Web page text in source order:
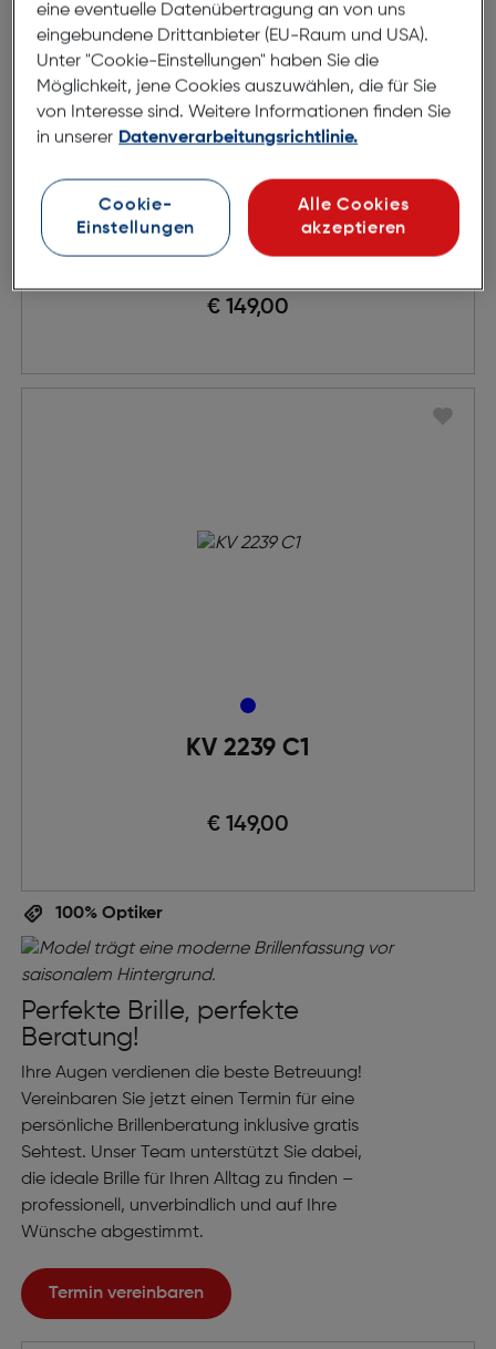
K-Actor 2263 C1
€ 149,00
KV 2239 C1
€ 149,00
100% Optiker
Perfekte Brille, perfekte
Beratung!
Ihre Augen verdienen die beste Betreuung!
Vereinbaren Sie jetzt einen Termin für eine
persönliche Brillenberatung inklusive gratis
Sehtest. Unser Team unterstützt Sie dabei,
die ideale Brille für Ihren Alltag zu finden –
professionell, unverbindlich und auf Ihre
Wünsche abgestimmt.
Termin vereinbaren
eine eventuelle Datenübertragung an von uns
eingebundene Drittanbieter (EU-Raum und USA).
Unter "Cookie-Einstellungen" haben Sie die
Möglichkeit, jene Cookies auszuwählen, die für Sie
von Interesse sind. Weitere Informationen finden Sie
in unserer Datenverarbeitungsrichtlinie.
Cookie-
Einstellungen
Alle Cookies
akzeptieren